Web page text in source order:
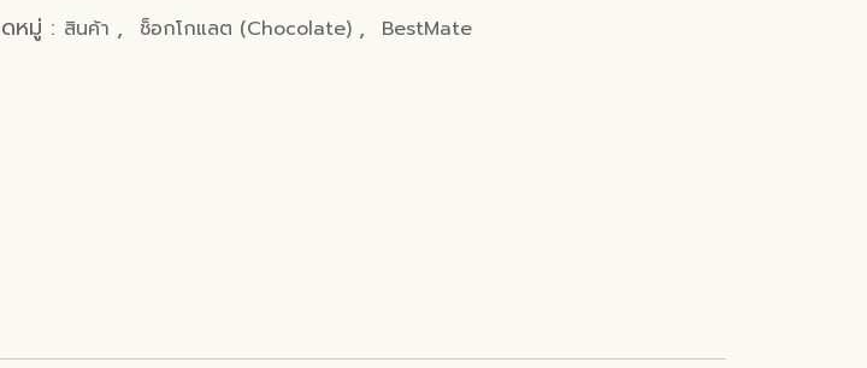
หมู่ : สินค้า , ช็อกโกแลต (Chocolate) , BestMate